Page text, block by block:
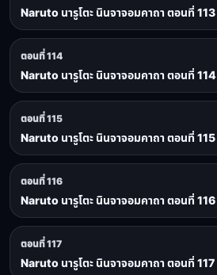
Naruto นารูโตะ นินจาจอมคาถา ตอนที่ 113
ตอนที่ 114
Naruto นารูโตะ นินจาจอมคาถา ตอนที่ 114
ตอนที่ 115
Naruto นารูโตะ นินจาจอมคาถา ตอนที่ 115
ตอนที่ 116
Naruto นารูโตะ นินจาจอมคาถา ตอนที่ 116
ตอนที่ 117
Naruto นารูโตะ นินจาจอมคาถา ตอนที่ 117